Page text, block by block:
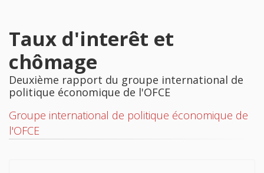
Taux d'interêt et
chômage
Deuxième rapport du groupe international de
politique économique de l'OFCE
Groupe international de politique économique de
l'OFCE